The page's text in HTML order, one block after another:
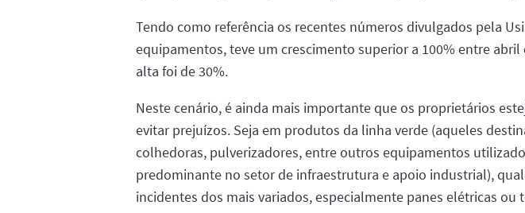
Tendo como referência os recentes números divulgados pela
equipamentos, teve um crescimento superior a 100% entre
alta foi de 30%.
Neste cenário, é ainda mais importante que os proprietários
evitar prejuízos. Seja em produtos da linha verde (aqueles
colhedoras, pulverizadores, entre outros equipamentos
predominante no setor de infraestrutura e apoio industrial),
incidentes dos mais variados, especialmente panes elétricas